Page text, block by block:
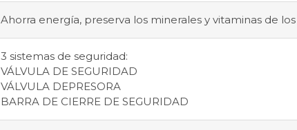
Ahorra energía, preserva los minerales y vitaminas de
3 sistemas de seguridad:
VÁLVULA DE SEGURIDAD
VÁLVULA DEPRESORA
BARRA DE CIERRE DE SEGURIDAD